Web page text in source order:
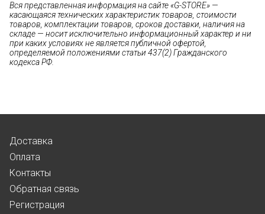
Вся представленная информация на сайте «G-STORE» —
касающаяся технических характеристик товаров, стоимости
товаров, комплектации товаров, сроков доставки, наличия на
складе — носит исключительно информационный характер и ни
при каких условиях не является публичной офертой,
определяемой положениями статьи 437(2) Гражданского
кодекса РФ.
Доставка
Оплата
Контакты
Обратная связь
Регистрация